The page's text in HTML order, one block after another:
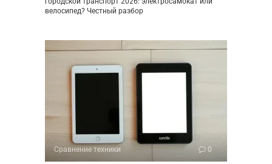
велосипед? Честный разбор
Сравнение техники 0